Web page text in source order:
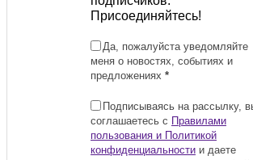
Присоединяйтесь!
Да, пожалуйста уведомляйте
меня о новостях, событиях и
предложениях *
Подписываясь на рассылку,
соглашаетесь с Правилами
пользования и Политикой
конфиденциальности и даете